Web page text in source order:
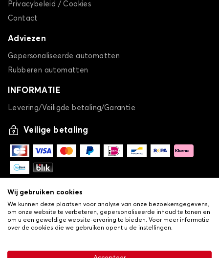
Privacybeleid / Cookies
Contact
Adviezen
Gepersonaliseerde automatten
Rubberen automatten
INFORMATIE
Levering/Veiligde betaling/Garantie
Veilige betaling
Algemene verkoopvoorwaarden•Privacy- en cookiebeleid
Wij gebruiken cookies
We kunnen deze plaatsen voor analyse van onze bezoekersgegevens,
om onze website te verbeteren, gepersonaliseerde inhoud te tonen en
om u een geweldige website-ervaring te bieden. Voor meer informatie
over de cookies die we gebruiken opent u de instellingen.